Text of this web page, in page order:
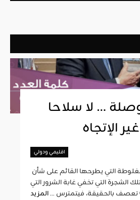
… لا سلاحا
الإتجاه
اقليمي ودولي
الشجرة التي تخفي غابة الشرور التي
تعصف بالحقيقة، فيتمترس ...